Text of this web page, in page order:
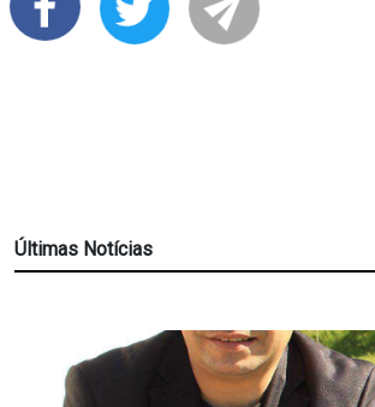
Últimas Notícias